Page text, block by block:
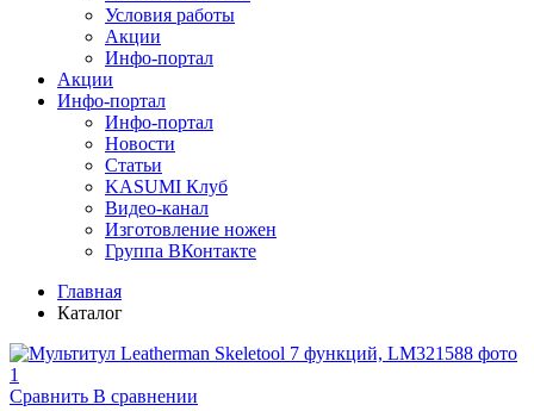
Условия работы
Акции
Инфо-портал
Акции
Инфо-портал
Инфо-портал
Новости
Статьи
KASUMI Клуб
Видео-канал
Изготовление ножен
Группа ВКонтакте
Главная
Каталог
Сравнить В сравнении